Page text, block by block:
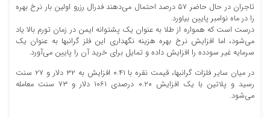
تاجران در حال حاضر ۵۷ درصد احتمال می‌دهند فدرال رزرو اولین بار نرخ بهره
را در ماه نوامبر پایین بیاورد.
درست است که همواره از طلا به عنوان یک پشتوانه ایمن در زمان تورم بالا یاد
می‌شود، اما افزایش نرخ بهره هزینه نگهداری این فلز گرانبها به عنوان یک
سرمایه غیر سودده را افزایش داده و تمایل برای خرید آن را پایین می‌آورد.
در میان سایر فلزات گرانبها، قیمت نقره با ۰.۴۱ افزایش به ۳۲ دلار و ۲۷ سنت
رسید و پلاتین با یک افزایش ۰.۲۰ درصدی ۱۰۶۱ دلار و ۷۳ سنت معامله
می‌شود.